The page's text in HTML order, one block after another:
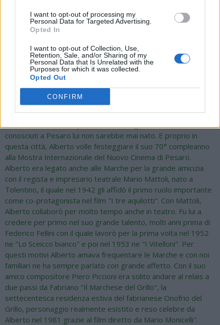
I want to opt-out of processing my
Personal Data for Targeted Advertising.
Opted In
I want to opt-out of Collection, Use,
Retention, Sale, and/or Sharing of my
Personal Data that Is Unrelated with the
Purposes for which it was collected.
Opted Out
CONFIRM
"Sono molto felice di presentare il Premio e l'evento-
Righetti - perché Alberto aveva un profondo legame affettivo
con questa città e con le Marche. Ben pochi lo sanno. Per due
motivi: il primo perché la madre Maria Righetti, aveva vissuto
a Pesaro per alcuni anni dove cominciò a muovere i primi passi
come insegnante di scuola elementare così come suo padre
Pietro Sordi il quale si diplomò al conservatorio Rossini. E
proprio a Pesaro si conobbero e si sposarono nel 1910.
conosciuti a Pesaro lui non sarebbe mai nato. E proprio in
questa città, Alberto volle festeggiare il suo 70° compleanno
alla Mostra Internazionale del Nuovo Cinema di Pesaro.
Alberto era legato anche alle Marche per la grande amicizia
con il regista e impresario teatrale Mario Mattoli, nato a
Tolentino, il quale nel 1942 gli affidò il primo ruolo importante
come co-protagonista nel film "I tre aquilotti". Con Mattoli,
Alberto collaborò per molto tempo anche in teatro. Fu lui a
credere per primo nel suo grande talento, molti anni prima di
Federico Fellini con il quale lavorò per la prima volta nel 1952
ne "Lo Sceicco bianco" e poi nel 1953 ne "I Vitelloni". Per
questi motivi Alberto amava frequentare le Marche e con noi
familiari ne ha sempre parlato con grande affetto. Con il suo
amico compositore Piero Piccioni era solito andare al relais a
due passi da Fabriano "Il Marchese del Grillo", la
settecentesca residenza estiva del fabrianese Onofrio del
Grillo, personaggio realmente esistito e reso celebre da
Alberto nel 1981 grazie al film diretto da Mario Monicelli".